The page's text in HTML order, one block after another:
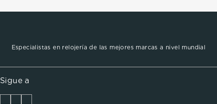
Especialistas en relojería de las mejores marcas a nivel mundial
Sigue a